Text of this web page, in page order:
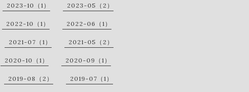
2023-10（1） 2023-05（2）
2022-10（1） 2022-06（1）
2021-07（1） 2021-05（2）
2020-10（1） 2020-09（1）
2019-08（2） 2019-07（1）